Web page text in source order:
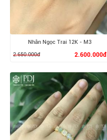
XEM CHI TIẾT
Nhẫn Ngọc Trai 12K - M3
2.650.000đ
2.600.000đ